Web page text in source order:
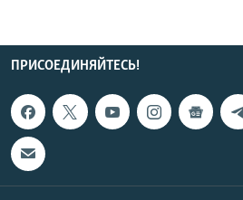
ПРИСОЕДИНЯЙТЕСЬ!